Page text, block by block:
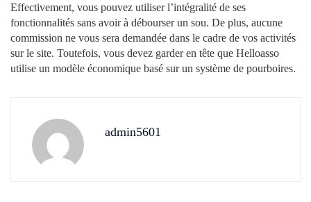
Effectivement, vous pouvez utiliser l’intégralité de ses
fonctionnalités sans avoir à débourser un sou. De plus, aucune
commission ne vous sera demandée dans le cadre de vos activités
sur le site. Toutefois, vous devez garder en tête que Helloasso
utilise un modèle économique basé sur un système de pourboires.
admin5601